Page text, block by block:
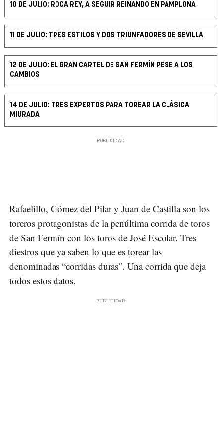
10 DE JULIO: ROCA REY, A SEGUIR REINANDO EN PAMPLONA
11 DE JULIO: TRES ESTILOS Y DOS TRIUNFADORES DE SEVILLA
12 DE JULIO: EL GRAN CARTEL DE SAN FERMÍN PESE A LOS
CAMBIOS
14 DE JULIO: TRES EXPERTOS PARA TOREAR LA CLÁSICA
MIURADA
Rafaelillo, Gómez del Pilar y Juan de Castilla son los
toreros protagonistas de la penúltima corrida de toros
de San Fermín con los toros de José Escolar. Tres
diestros que ya saben lo que es torear las
denominadas “corridas duras”. Una corrida que deja
todos estos datos.